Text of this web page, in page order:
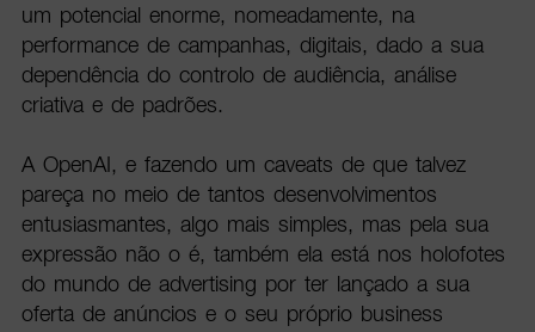
um potencial enorme, nomeadamente, na
performance de campanhas, digitais, dado a sua
dependência do controlo de audiência, análise
criativa e de padrões.
A OpenAI, e fazendo um caveats de que talvez
pareça no meio de tantos desenvolvimentos
entusiasmantes, algo mais simples, mas pela sua
expressão não o é, também ela está nos holofotes
do mundo de advertising por ter lançado a sua
oferta de anúncios e o seu próprio business